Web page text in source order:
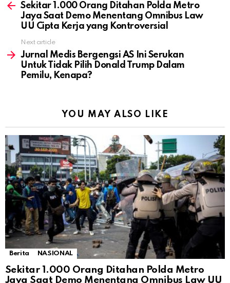
moreSekitar 1.000 Orang Ditahan Polda Metro
Jaya Saat Demo Menentang Omnibus Law
UU Cipta Kerja yang Kontroversial
Next article
Jurnal Medis Bergengsi AS Ini Serukan
Untuk Tidak Pilih Donald Trump Dalam
Pemilu, Kenapa?
YOU MAY ALSO LIKE
Berita NASIONAL
Sekitar 1.000 Orang Ditahan Polda Metro
Jaya Saat Demo Menentang Omnibus Law UU